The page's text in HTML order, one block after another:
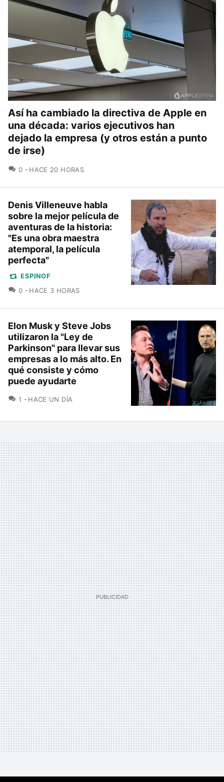
Así ha cambiado la directiva de Apple en
una década: varios ejecutivos han
dejado la empresa (y otros están a punto
de irse)
0 COMENTARIOS
HACE 20 HORAS
Denis Villeneuve habla
sobre la mejor película de
aventuras de la historia:
"Es una obra maestra
atemporal, la película
perfecta"
ESPINOF
0 COMENTARIOS
HACE 3 HORAS
Elon Musk y Steve Jobs
utilizaron la "Ley de
Parkinson" para llevar sus
empresas a lo más alto. En
qué consiste y cómo
puede ayudarte
1 COMENTARIOS
HACE UN DÍA